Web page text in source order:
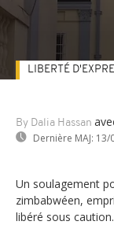
By Dalia Hassan
Dernière MAJ: 13/
LIBERTÉ
Un soulagement
zimbabwéen,
libéré sous caution.